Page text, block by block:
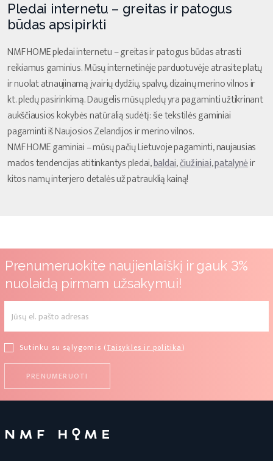
Pledai internetu – greitas ir patogus
būdas apsipirkti
NMF HOME pledai internetu – greitas ir patogus būdas atrasti
reikiamus gaminius. Mūsų internetinėje parduotuvėje atrasite platų
ir nuolat atnaujinamą įvairių dydžių, spalvų, dizainų merino vilnos ir
kt. pledų pasirinkimą. Daugelis mūsų pledų yra pagaminti užtikrinant
aukščiausios kokybės natūralią sudėtį: šie tekstilės gaminiai
pagaminti iš Naujosios Zelandijos ir merino vilnos.
NMF HOME gaminiai – mūsų pačių Lietuvoje pagaminti, naujausias
mados tendencijas atitinkantys pledai,baldai,čiužiniai,patalynėir
kitos namų interjero detalės už patrauklią kainą!
Prenumeruokite naujienlaiškį ir gauk 3%
nuolaidą pirmam užsakymui!
Sutinku su sąlygomis (Taisykles ir politika)